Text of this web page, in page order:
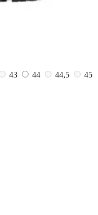
43 44 44,5
45